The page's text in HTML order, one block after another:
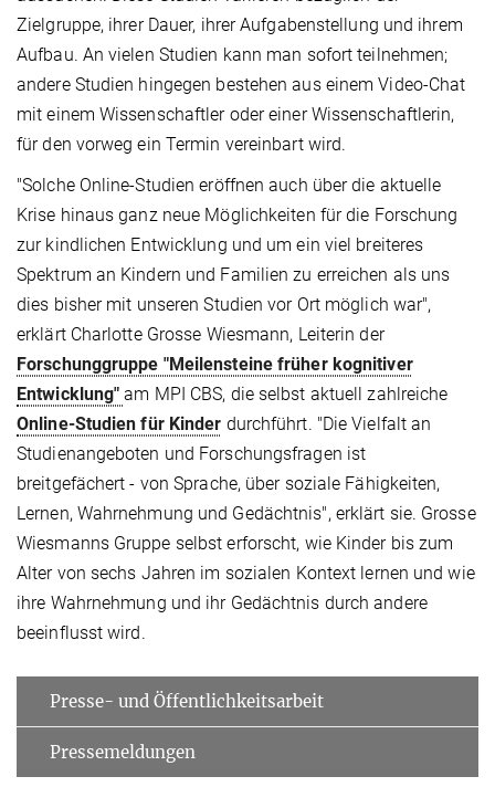
Zielgruppe, ihrer Dauer, ihrer Aufgabenstellung und ihrem
Aufbau. An vielen Studien kann man sofort teilnehmen;
andere Studien hingegen bestehen aus einem Video-Chat
mit einem Wissenschaftler oder einer Wissenschaftlerin,
für den vorweg ein Termin vereinbart wird.
"Solche Online-Studien eröffnen auch über die aktuelle
Krise hinaus ganz neue Möglichkeiten für die Forschung
zur kindlichen Entwicklung und um ein viel breiteres
Spektrum an Kindern und Familien zu erreichen als uns
dies bisher mit unseren Studien vor Ort möglich war",
erklärt Charlotte Grosse Wiesmann, Leiterin der
Forschunggruppe "Meilensteine früher kognitiver
Entwicklung"am MPI CBS, die selbst aktuell zahlreiche
Online-Studien für Kinder durchführt. "Die Vielfalt an
Studienangeboten und Forschungsfragen ist
breitgefächert - von Sprache, über soziale Fähigkeiten,
Lernen, Wahrnehmung und Gedächtnis", erklärt sie. Grosse
Wiesmanns Gruppe selbst erforscht, wie Kinder bis zum
Alter von sechs Jahren im sozialen Kontext lernen und wie
ihre Wahrnehmung und ihr Gedächtnis durch andere
beeinflusst wird.
Presse- und Öffentlichkeitsarbeit
Pressemeldungen